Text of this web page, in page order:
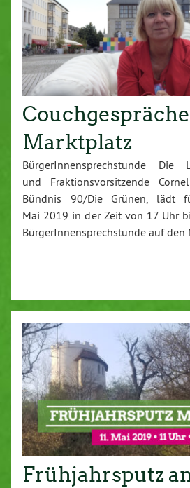
Marktplatz
BürgerInnensprechstunde Die
und Fraktionsvorsitzende
Bündnis 90/Die Grünen, lädt
Mai 2019 in der Zeit von 17 Uhr
BürgerInnensprechstunde auf
Frühjahrsputz